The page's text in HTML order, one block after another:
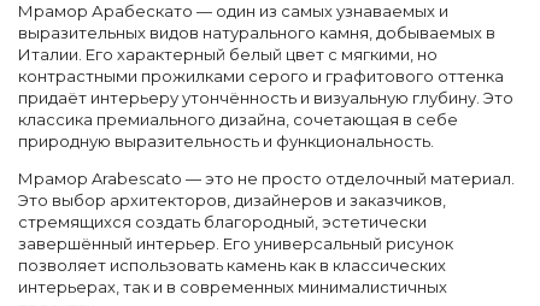
Мрамор Арабескато — один из самых узнаваемых и
выразительных видов натурального камня, добываемых в
Италии. Его характерный белый цвет с мягкими, но
контрастными прожилками серого и графитового оттенка
придаёт интерьеру утончённость и визуальную глубину. Это
классика премиального дизайна, сочетающая в себе
природную выразительность и функциональность.
Мрамор Arabescato — это не просто отделочный материал.
Это выбор архитекторов, дизайнеров и заказчиков,
стремящихся создать благородный, эстетически
завершённый интерьер. Его универсальный рисунок
позволяет использовать камень как в классических
интерьерах, так и в современных минималистичных